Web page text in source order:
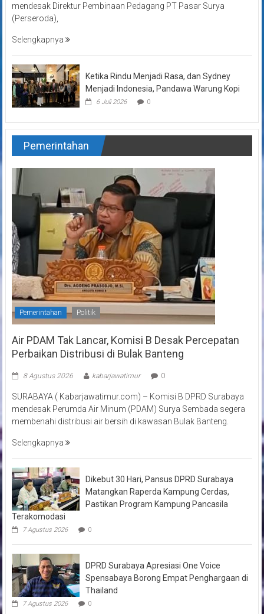
mendesak Direktur Pembinaan Pedagang PT Pasar Surya
(Perseroda),
Selengkapnya
Ketika Rindu Menjadi Rasa, dan Sydney
Menjadi Indonesia, Pandawa Warung Kopi
6 Juli 2026 0
Pemerintahan
Pemerintahan Politik
Air PDAM Tak Lancar, Komisi B Desak Percepatan
Perbaikan Distribusi di Bulak Banteng
8 Agustus 2026 kabarjawatimur 0
SURABAYA ( Kabarjawatimur.com) – Komisi B DPRD Surabaya
mendesak Perumda Air Minum (PDAM) Surya Sembada segera
membenahi distribusi air bersih di kawasan Bulak Banteng.
Selengkapnya
Dikebut 30 Hari, Pansus DPRD Surabaya
Matangkan Raperda Kampung Cerdas,
Pastikan Program Kampung Pancasila
Terakomodasi
7 Agustus 2026 0
DPRD Surabaya Apresiasi One Voice
Spensabaya Borong Empat Penghargaan di
Thailand
7 Agustus 2026 0